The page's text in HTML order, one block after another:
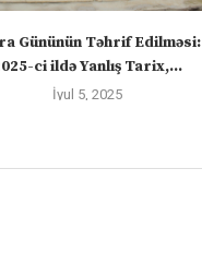
Gününün Təhrif Edilməsi:
ci ildə Yanlış Tarix,...
İyul 5, 2025